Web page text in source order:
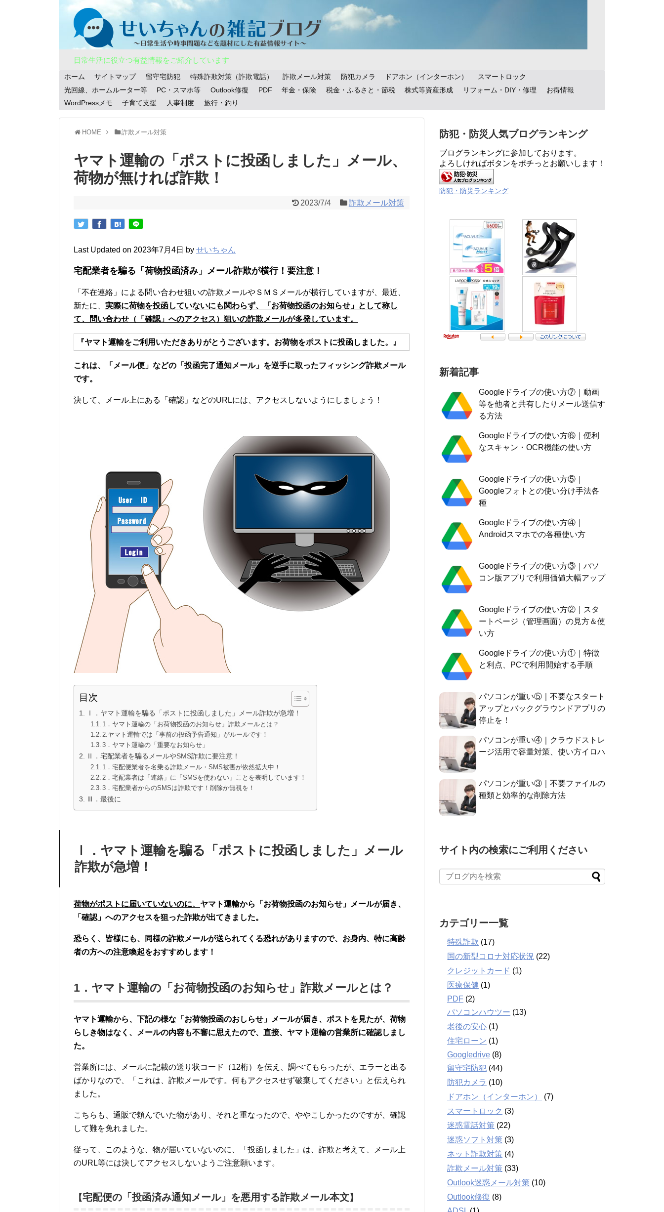
日常生活に役立つ有益情報をご紹介しています
ホーム サイトマップ 留守宅防犯 特殊詐欺対策（詐欺電話） 詐欺メール対策 防犯カメラ ドアホン（インターホン）
スマートロック
光回線、ホームルーター等
PC・スマホ等 Outlook修復 PDF 年金・保険 税金・ふるさと・節税 株式等資産形成 リフォーム・DIY・修理
お得情報
WordPressメモ
子育て支援 人事制度 旅行・釣り
HOME 詐欺メール対策
ヤマト運輸の「ポストに投函しました」メール、
荷物が無ければ詐欺！
2023/7/4 詐欺メール対策
Last Updated on 2023年7月4日 by せいちゃん
宅配業者を騙る「荷物投函済み」メール詐欺が横行！要注意！
「不在連絡」による問い合わせ狙いの詐欺メールやＳＭＳメールが横行していますが、最近、
新たに、 実際に荷物を投函していないにも関わらず、「お荷物投函のお知らせ」として称し
て、問い合わせ（「確認」へのアクセス）狙いの詐欺メールが多発しています。
『ヤマト運輸をご利用いただきありがとうございます。お荷物をポストに投函しました。』
これは、「メール便」などの「投函完了通知メール」を逆手に取ったフィッシング詐欺メール
です。
決して、メール上にある「確認」などのURLには、アクセスしないようにしましょう！
目次
Ⅰ．ヤマト運輸を騙る「ポストに投函しました」メール詐欺が急増！
1．ヤマト運輸の「お荷物投函のお知らせ」詐欺メールとは？
2.ヤマト運輸では「事前の投函予告通知」がルールです！
3．ヤマト運輸の「重要なお知らせ」
Ⅱ．宅配業者を騙るメールやSMS詐欺に要注意！
1．宅配便業者を名乗る詐欺メール・SMS被害が依然拡大中！
2．宅配業者は「連絡」に「SMSを使わない」ことを表明しています！
3．宅配業者からのSMSは詐欺です！削除か無視を！
Ⅲ．最後に
Ⅰ．ヤマト運輸を騙る「ポストに投函しました」メール
詐欺が急増！
荷物がポストに届いていないのに、 ヤマト運輸から「お荷物投函のお知らせ」メールが届き、
「確認」へのアクセスを狙った詐欺が出てきました。
恐らく、皆様にも、同様の詐欺メールが送られてくる恐れがありますので、お身内、特に高齢
者の方への注意喚起をおすすめします！
1．ヤマト運輸の「お荷物投函のお知らせ」詐欺メールとは？
ヤマト運輸から、下記の様な「お荷物投函のおしらせ」メールが届き、ポストを見たが、荷物
らしき物はなく、メールの内容も不審に思えたので、直接、ヤマト運輸の営業所に確認しまし
た。
営業所には、メールに記載の送り状コード（12桁）を伝え、調べてもらったが、エラーと出る
ばかりなので、「これは、詐欺メールです。何もアクセスせず破棄してください」と伝えられ
ました。
こちらも、通販で頼んでいた物があり、それと重なったので、ややこしかったのですが、確認
して難を免れました。
従って、このような、物が届いていないのに、「投函しました」は、詐欺と考えて、メール上
のURL等には決してアクセスしないようご注意願います。
【宅配便の「投函済み通知メール」を悪用する詐欺メール本文】
防犯・防災人気ブログランキング
ブログランキングに参加しております。
よろしければボタンをポチっとお願いします！
防犯・防災ランキング
新着記事
Googleドライブの使い方⑦｜動画
等を他者と共有したりメール送信す
る方法
Googleドライブの使い方⑥｜便利
なスキャン・OCR機能の使い方
Googleドライブの使い方⑤｜
Googleフォトとの使い分け手法各
種
Googleドライブの使い方④｜
Androidスマホでの各種使い方
Googleドライブの使い方③｜パソ
コン版アプリで利用価値大幅アップ
Googleドライブの使い方②｜スタ
ートページ（管理画面）の見方＆使
い方
Googleドライブの使い方①｜特徴
と利点、PCで利用開始する手順
パソコンが重い⑤｜不要なスタート
アップとバックグラウンドアプリの
停止を！
パソコンが重い④｜クラウドストレ
ージ活用で容量対策、使い方イロハ
パソコンが重い③｜不要ファイルの
種類と効率的な削除方法
サイト内の検索にご利用ください
カテゴリー一覧
特殊詐欺 (17)
国の新型コロナ対応状況 (22)
クレジットカード (1)
医療保健 (1)
PDF (2)
パソコンハウツー (13)
老後の安心 (1)
住宅ローン (1)
Googledrive (8)
留守宅防犯 (44)
防犯カメラ (10)
ドアホン（インターホン）
(7)
スマートロック (3)
迷惑電話対策 (22)
迷惑ソフト対策 (3)
ネット詐欺対策 (4)
詐欺メール対策 (33)
Outlook迷惑メール対策 (10)
Outlook修復 (8)